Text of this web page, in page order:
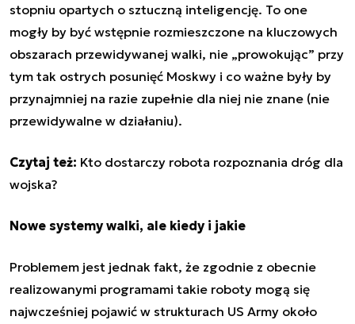
stopniu opartych o sztuczną inteligencję. To one
mogły by być wstępnie rozmieszczone na kluczowych
obszarach przewidywanej walki, nie „prowokując” przy
tym tak ostrych posunięć Moskwy i co ważne były by
przynajmniej na razie zupełnie dla niej nie znane (nie
przewidywalne w działaniu).
Czytaj też: Kto dostarczy robota rozpoznania dróg dla
wojska?
Nowe systemy walki, ale kiedy i jakie
Problemem jest jednak fakt, że zgodnie z obecnie
realizowanymi programami takie roboty mogą się
najwcześniej pojawić w strukturach US Army około